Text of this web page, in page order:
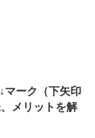
ーク（下矢印
メリットを解